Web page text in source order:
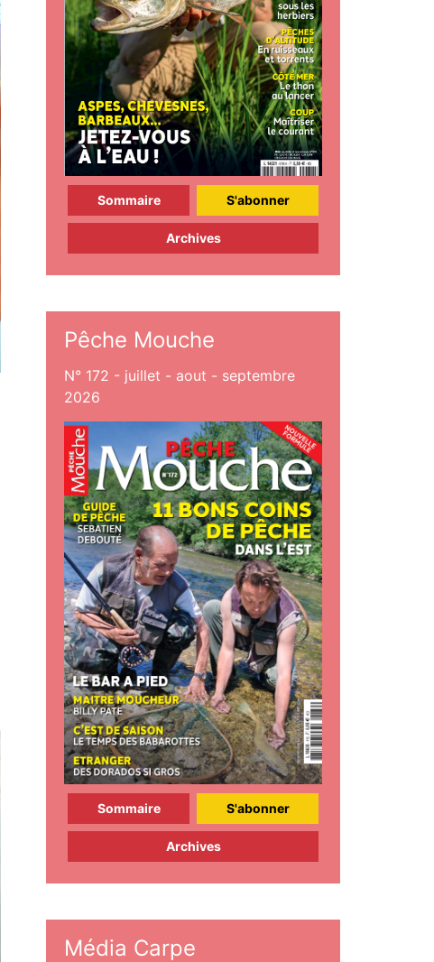
Sommaire S'abonner
Archives
Pêche Mouche
N° 172 - juillet - aout - septembre
2026
Sommaire S'abonner
Archives
Média Carpe